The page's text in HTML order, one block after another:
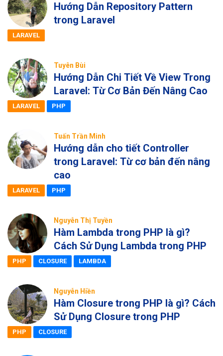
Hướng Dẫn Repository Pattern
trong Laravel
LARAVEL
Tuyên Bùi
Hướng Dẫn Chi Tiết Về View Trong
Laravel: Từ Cơ Bản Đến Nâng Cao
LARAVEL PHP
Tuấn Trần Minh
Hướng dẫn cho tiết Controller
trong Laravel: Từ cơ bản đến nâng
cao
LARAVEL PHP
Nguyễn Thị Tuyền
Hàm Lambda trong PHP là gì?
Cách Sử Dụng Lambda trong PHP
PHP CLOSURE LAMBDA
Nguyễn Hiền
Hàm Closure trong PHP là gì? Cách
Sử Dụng Closure trong PHP
PHP CLOSURE